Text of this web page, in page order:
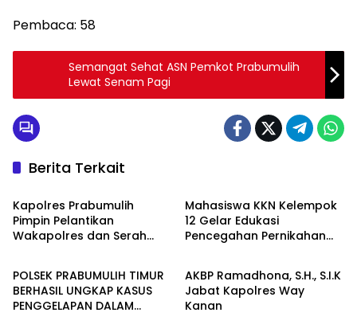
Pembaca: 58
Semangat Sehat ASN Pemkot Prabumulih
Lewat Senam Pagi
Berita Terkait
Berita
Kapolres Prabumulih
Pimpin Pelantikan
Wakapolres dan Serah
Mahasiswa KKN Kelempok
12 Gelar Edukasi
Pencegahan Pernikahan
Telang
Berita
POLSEK PRABUMULIH TIMUR
BERHASIL UNGKAP KASUS
PENGGELAPAN DALAM
Berita
AKBP Ramadhona, S.H., S.I.K
Jabat Kapolres Way
Kanan
Berita Berita